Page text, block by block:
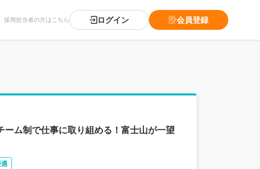
採用担当者の方はこちら ログイン 会員登録
ーム制で仕事に取り組める！富士山が一望